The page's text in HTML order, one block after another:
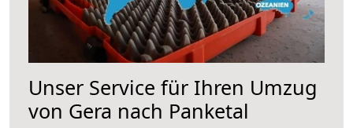
Unser Service für Ihren Umzug
von Gera nach Panketal